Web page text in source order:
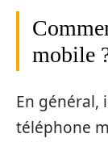
mobile
En général,
téléphone